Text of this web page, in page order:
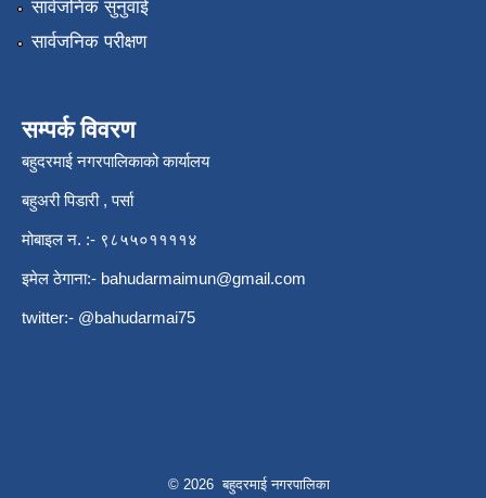
सार्वजनिक सुनुवाई
सार्वजनिक परीक्षण
सम्पर्क विवरण
बहुदरमाई नगरपालिकाको कार्यालय
बहुअरी पिडारी , पर्सा
मोबाइल न. :- ९८५५०११११४
इमेल ठेगाना:- bahudarmaimun@gmail.com
twitter:- @bahudarmai75
© 2026 बहुदरमाई नगरपालिका